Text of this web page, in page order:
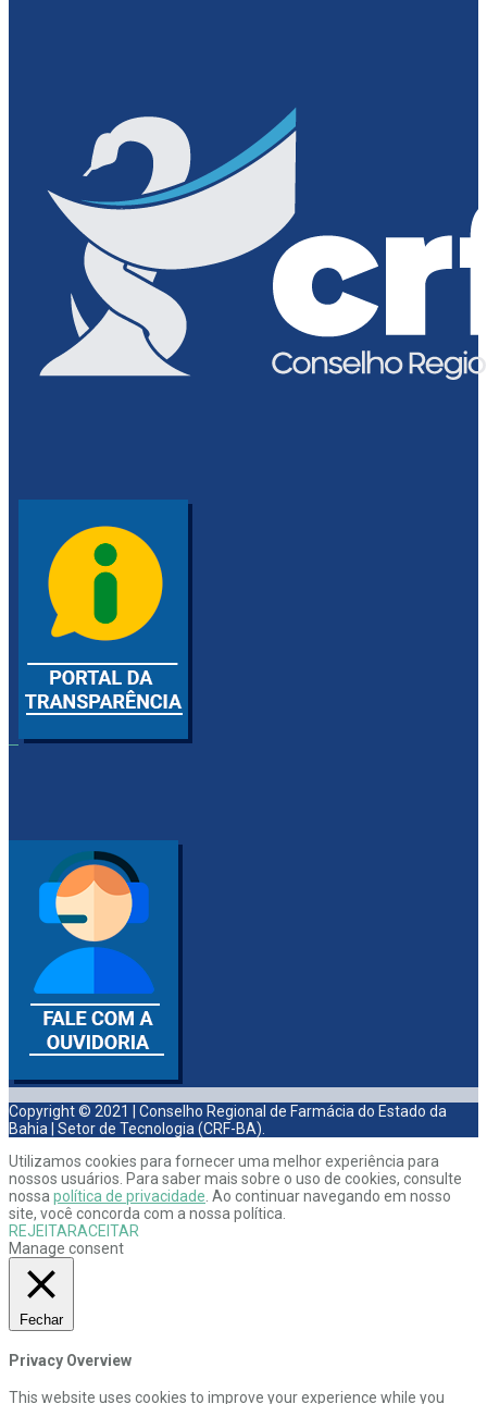
Copyright © 2021 | Conselho Regional de Farmácia do Estado da
Bahia | Setor de Tecnologia (CRF-BA).
Utilizamos cookies para fornecer uma melhor experiência para
nossos usuários. Para saber mais sobre o uso de cookies, consulte
nossa política de privacidade . Ao continuar navegando em nosso
site, você concorda com a nossa política.
REJEITARACEITAR
Manage consent
Fechar
Privacy Overview
This website uses cookies to improve your experience while you